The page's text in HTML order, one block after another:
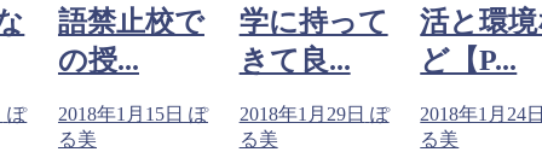
ぽ
語禁止校で
の授...
2018年1月15日 ぽ
る美
学に持って
きて良...
2018年1月29日 ぽ
る美
活と環
ど【P...
2018年1月24
る美